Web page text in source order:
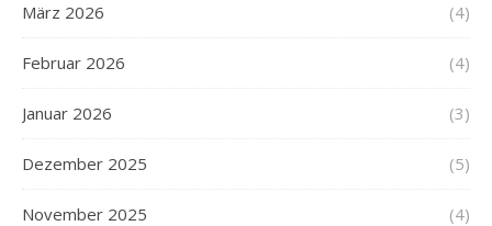
März 2026 (4)
Februar 2026 (4)
Januar 2026 (3)
Dezember 2025 (5)
November 2025 (4)